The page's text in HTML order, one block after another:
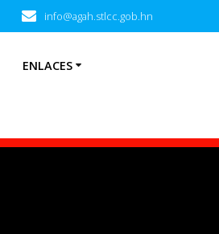
info@agah.stlcc.gob.hn
ENLACES